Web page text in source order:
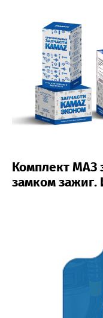
Комплект МАЗ
замком зажиг.